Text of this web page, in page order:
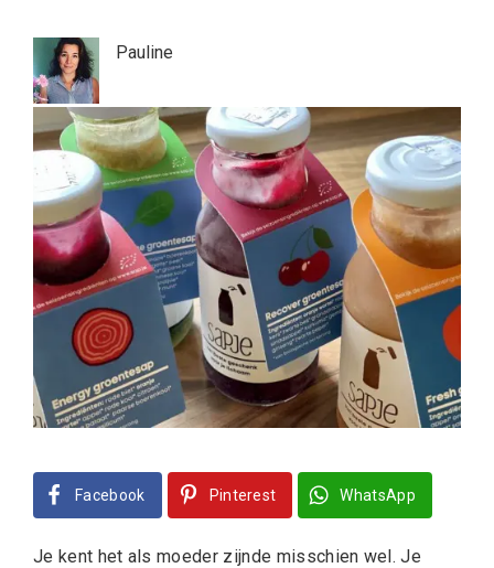
Pauline
Facebook Pinterest WhatsApp
Je kent het als moeder zijnde misschien wel. Je